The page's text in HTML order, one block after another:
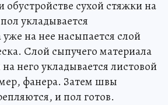
сухой стяжки на
укладывается
на нее насыпается слой
Слой сыпучего материала
него укладывается листовой
фанера. Затем швы
и пол готов.